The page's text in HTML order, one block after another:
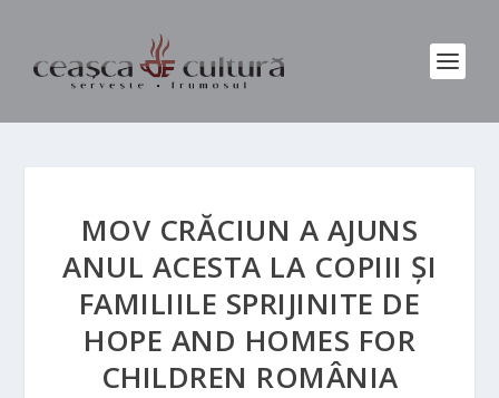
MOV CRĂCIUN A AJUNS
ANUL ACESTA LA COPIII ȘI
FAMILIILE SPRIJINITE DE
HOPE AND HOMES FOR
CHILDREN ROMÂNIA